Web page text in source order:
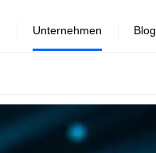
Unternehmen Blog